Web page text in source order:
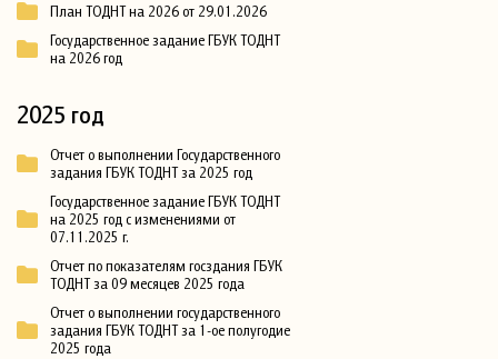
План ТОДНТ на 2026 от 29.01.2026
Государственное задание ГБУК ТОДНТ
на 2026 год
2025 год
Отчет о выполнении Государственного
задания ГБУК ТОДНТ за 2025 год
Государственное задание ГБУК ТОДНТ
на 2025 год с изменениями от
07.11.2025 г.
Отчет по показателям госздания ГБУК
ТОДНТ за 09 месяцев 2025 года
Отчет о выполнении государственного
задания ГБУК ТОДНТ за 1-ое полугодие
2025 года